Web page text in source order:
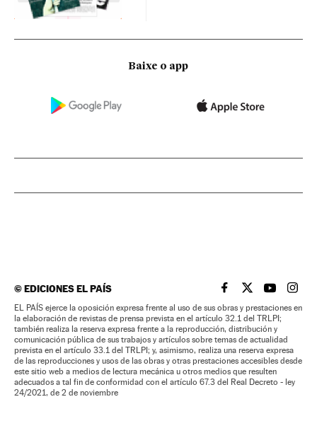
Baixe o app
©EDICIONES EL PAÍS EL PAÍS BRASIL EN
EL PAÍSEL PAÍS
EL
EL PAÍS ejerce la oposición expresa frente al uso de sus obras y prestaciones en
la elaboración de revistas de prensa prevista en el artículo 32.1 del TRLPI;
también realiza la reserva expresa frente a la reproducción, distribución y
comunicación pública de sus trabajos y artículos sobre temas de actualidad
prevista en el artículo 33.1 del TRLPI; y, asimismo, realiza una reserva expresa
de las reproducciones y usos de las obras y otras prestaciones accesibles desde
este sitio web a medios de lectura mecánica u otros medios que resulten
adecuados a tal fin de conformidad con el artículo 67.3 del Real Decreto - ley
24/2021, de 2 de noviembre